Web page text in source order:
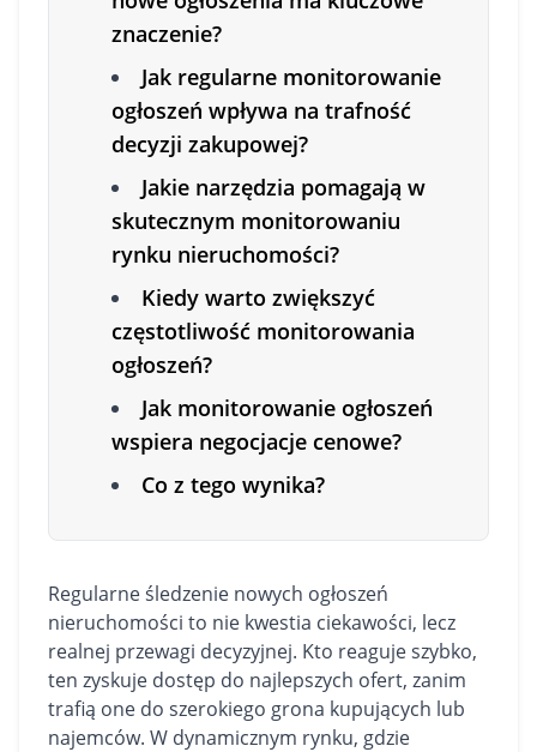
znaczenie?
Jak regularne monitorowanie
ogłoszeń wpływa na trafność
decyzji zakupowej?
Jakie narzędzia pomagają w
skutecznym monitorowaniu
rynku nieruchomości?
Kiedy warto zwiększyć
częstotliwość monitorowania
ogłoszeń?
Jak monitorowanie ogłoszeń
wspiera negocjacje cenowe?
Co z tego wynika?
Regularne śledzenie nowych ogłoszeń
nieruchomości to nie kwestia ciekawości, lecz
realnej przewagi decyzyjnej. Kto reaguje szybko,
ten zyskuje dostęp do najlepszych ofert, zanim
trafią one do szerokiego grona kupujących lub
najemców. W dynamicznym rynku, gdzie